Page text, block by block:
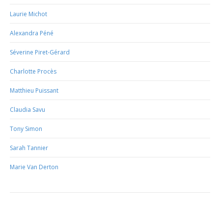
Laurie Michot
Alexandra Péné
Séverine Piret-Gérard
Charlotte Procès
Matthieu Puissant
Claudia Savu
Tony Simon
Sarah Tannier
Marie Van Derton